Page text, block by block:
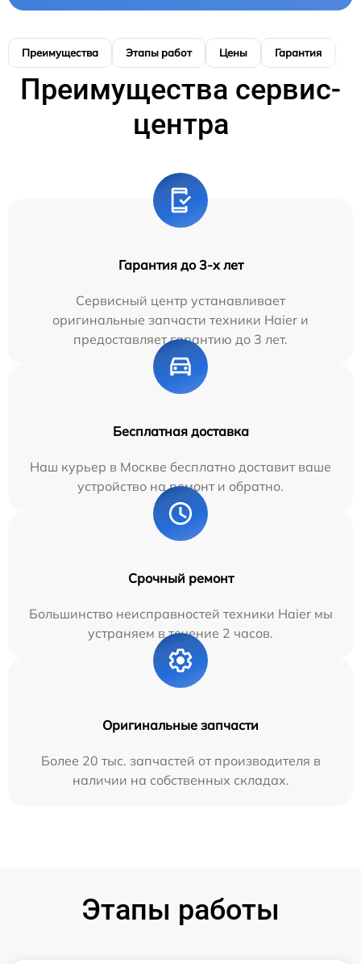
Преимущества Этапы работ Цены Гарантия
Преимущества сервис-
центра
Гарантия до 3-х лет
Сервисный центр устанавливает
оригинальные запчасти техники Haier и
предоставляет гарантию до 3 лет.
Бесплатная доставка
Наш курьер в Москве бесплатно доставит ваше
устройство на ремонт и обратно.
Срочный ремонт
Большинство неисправностей техники Haier мы
устраняем в течение 2 часов.
Оригинальные запчасти
Более 20 тыс. запчастей от производителя в
наличии на собственных складах.
Этапы работы